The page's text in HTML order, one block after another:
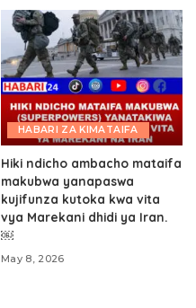
HABARI ZA KIMATAIFA
Hiki ndicho ambacho mataifa
makubwa yanapaswa
kujifunza kutoka kwa vita
vya Marekani dhidi ya Iran.
￼
May 8, 2026